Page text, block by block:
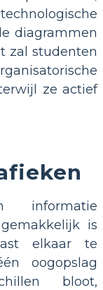
diagrammen
zal studenten
ze actief
informatie
is
elkaar te
oogopslag
bloot,